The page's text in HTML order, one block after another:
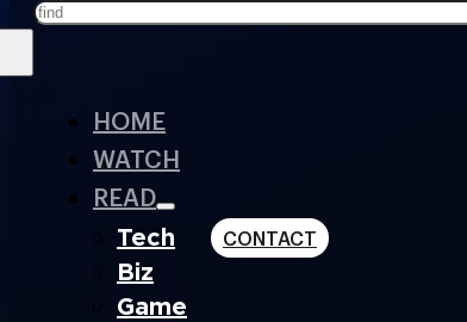
HOME
WATCH
READ
Tech
Biz
Game
CONTACT